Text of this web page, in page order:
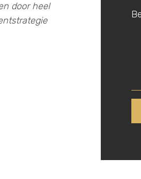
door heel